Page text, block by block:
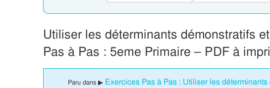
Utiliser les déterminants démonstratifs
Pas à Pas : 5eme Primaire – PDF à
Paru dans ▶ Exercices Pas à Pas : Utiliser les